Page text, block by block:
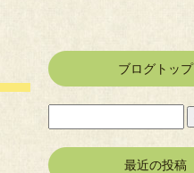
ブログトップ
最近の投稿